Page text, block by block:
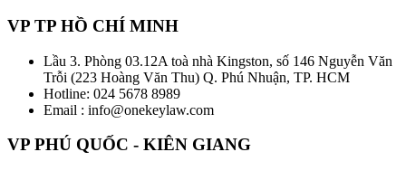
VP TP HỒ CHÍ MINH
Lầu 3. Phòng 03.12A toà nhà Kingston, số 146 Nguyễn Văn
Trỗi (223 Hoàng Văn Thu) Q. Phú Nhuận, TP. HCM
Hotline: 024 5678 8989
Email : info@onekeylaw.com
VP PHÚ QUỐC - KIÊN GIANG